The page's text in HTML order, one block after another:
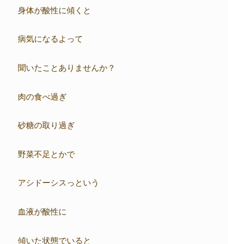
身体が酸性に傾くと
病気になるよって
聞いたことありませんか？
肉の食べ過ぎ
砂糖の取り過ぎ
野菜不足とかで
アシドーシスっという
血液が酸性に
傾いた状態でいると